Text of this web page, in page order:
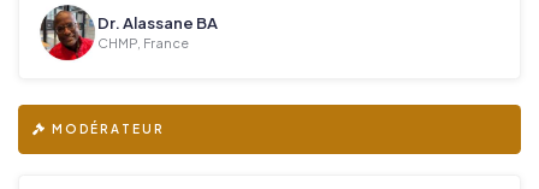
Dr. Alassane BA
CHMP, France
MODÉRATEUR